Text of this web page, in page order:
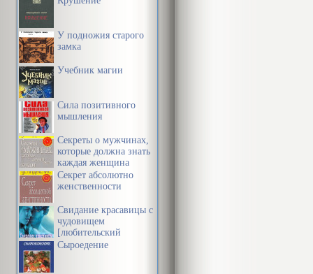
У подножия старого
замка
Учебник магии
Сила позитивного
мышления
Секреты о мужчинах,
которые должна знать
каждая женщина
Секрет абсолютно
женственности
Свидание красавицы с
чудовищем
[любительский
перевод]
Сыроедение